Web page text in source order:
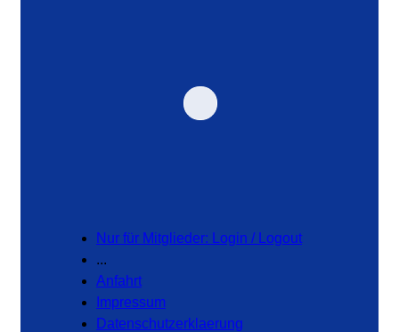
Nur für Mitglieder: Login / Logout
...
Anfahrt
Impressum
Datenschutzerklaerung